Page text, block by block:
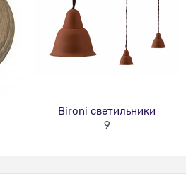
Bironi светильники
9